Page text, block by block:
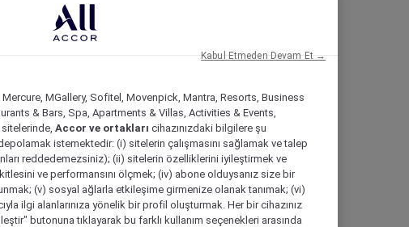
MGallery, Sofitel, Movenpick, Mantra, Resorts, Business
& Bars, Spa, Apartments & Villas, Activities & Events,
Accor ve ortakları cihazınızdaki bilgilere şu
istemektedir: (i) sitelerin çalışmasını sağlamak ve talep
reddedemezsiniz); (ii) sitelerin özelliklerini iyileştirmek ve
ve performansını ölçmek; (iv) abone olduysanız size bir
(v) sosyal ağlarla etkileşime girmenize olanak tanımak; (vi)
ilgi alanlarınıza yönelik bir profil oluşturmak. Her bir cihazınız
butonuna tıklayarak bu farklı kullanım seçenekleri arasında
Kabul Etmeden Devam Et →